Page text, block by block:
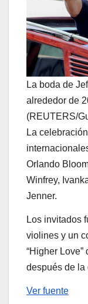
La boda de
alrededor de
(REUTERS/
La
Orlando
Winfrey,
Jenner.
Los invitados
violines y un
“Higher Love”
después de la
Ver fuente